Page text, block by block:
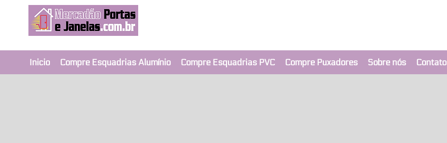
Inicio Compre Esquadrias Alumínio Compre Esquadrias PVC Compre Puxadores Sobre nós Contato